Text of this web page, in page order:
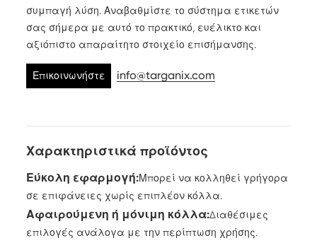
συμπαγή λύση. Αναβαθμίστε το σύστημα ετικετών
σας σήμερα με αυτό το πρακτικό, ευέλικτο και
αξιόπιστο απαραίτητο στοιχείο επισήμανσης.
Επικοινωνήστε info@targanix.com
Χαρακτηριστικά προϊόντος
Εύκολη εφαρμογή:Μπορεί να κολληθεί γρήγορα
σε επιφάνειες χωρίς επιπλέον κόλλα.
Αφαιρούμενη ή μόνιμη κόλλα:Διαθέσιμες
επιλογές ανάλογα με την περίπτωση χρήσης.